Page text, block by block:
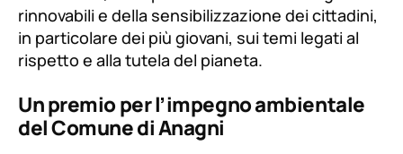
rinnovabili e della sensibilizzazione dei cittadini,
in particolare dei più giovani, sui temi legati al
rispetto e alla tutela del pianeta.
Un premio per l’impegno ambientale
del Comune di Anagni